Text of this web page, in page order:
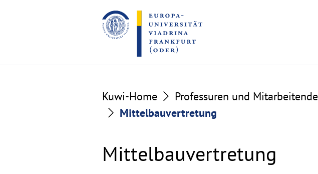
to
the
content
to
the
footer
Kuwi-Home Professuren und Mitarbeitende
Mittelbauvertretung
Mittelbauvertretung